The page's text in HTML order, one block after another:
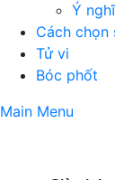
Ý
Cách chọn
Tử vi
Bóc phốt
Main Menu